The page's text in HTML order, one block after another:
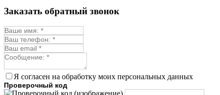
Репешок
Синюха
Смесь лекарственных
Стевия
Тимьян ползучий (чабрец)
Фенхель лекарственный
Заказать обратный звонок
Я согласен на обработку моих персональных данных
Проверочный код